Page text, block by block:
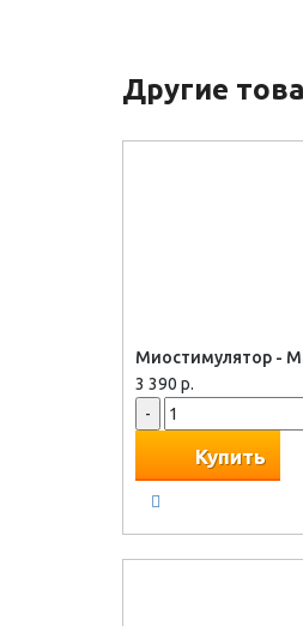
Другие
Миостимулятор -
3 390 р.
-
Купить